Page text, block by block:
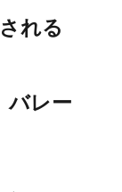
れる
バレー